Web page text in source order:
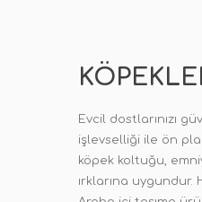
Evcil dostlarınızı
işlevselliği ile ön
köpek koltuğu,
ırklarına